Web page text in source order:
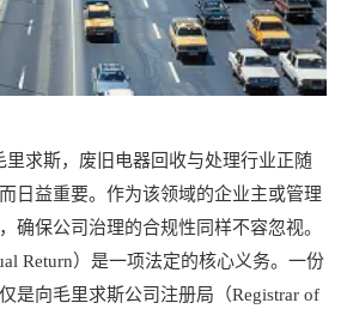
求斯，废旧电器回收与处理行业正随
日益重要。作为该领域的企业主或管理
确保公司治理的合规性同样不容忽视。
Return）是一项法定的核心义务。一份
是向毛里求斯公司注册局（Registrar of